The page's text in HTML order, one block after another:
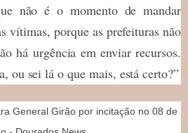
não é o momento de mandar
vítimas, porque as prefeituras não
há urgência em enviar recursos.
ou sei lá o que mais, está certo?”